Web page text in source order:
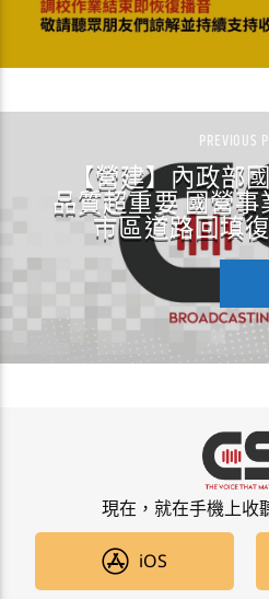
PREVIOUS
【營建】內政部
品質超重要 國營
市區道路回填
現在，就在手機上收
iOS